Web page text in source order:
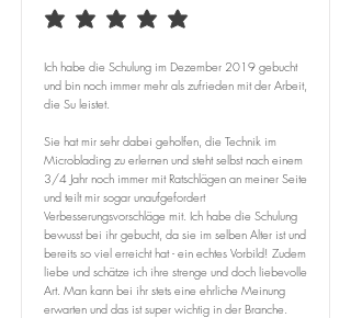
average rating is 5 out of 5
Ich habe die Schulung im Dezember 2019 gebucht
und bin noch immer mehr als zufrieden mit der Arbeit,
die Su leistet.
Sie hat mir sehr dabei geholfen, die Technik im
Microblading zu erlernen und steht selbst nach einem
3/4 Jahr noch immer mit Ratschlägen an meiner Seite
und teilt mir sogar unaufgefordert
Verbesserungsvorschläge mit. Ich habe die Schulung
bewusst bei ihr gebucht, da sie im selben Alter ist und
bereits so viel erreicht hat - ein echtes Vorbild! Zudem
liebe und schätze ich ihre strenge und doch liebevolle
Art. Man kann bei ihr stets eine ehrliche Meinung
erwarten und das ist super wichtig in der Branche.